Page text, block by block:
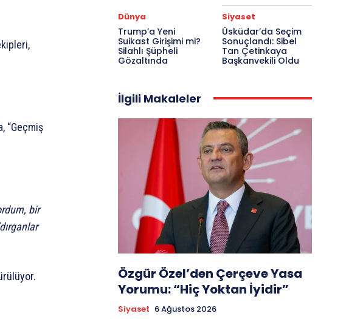
“Geçmiş
bir
Dünya
Trump’a Yeni
Suikast Girişimi mi?
Silahlı Şüpheli
Gözaltında
Siyaset
Üsküdar’da Seçim
Sonuçlandı: Sibel
Tan Çetinkaya
Başkanvekili Oldu
İlgili Makaleler
Özgür Özel’den Çerçeve Yasa
Yorumu: “Hiç Yoktan İyidir”
Siyaset 6 Ağustos 2026